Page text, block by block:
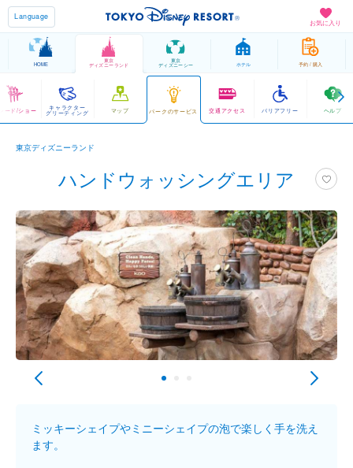
お気に入り
Language
HOME
東京
ディズニーランド
東京
ディズニーシー ホテル 予約 / 購入
ード/ショー キャラクター
グリーティング マップ パークのサービス 交通アクセス バリアフリー ヘルプ
東京ディズニーランド
ハンドウォッシングエリア
ミッキーシェイプやミニーシェイプの泡で楽しく手を洗え
ます。